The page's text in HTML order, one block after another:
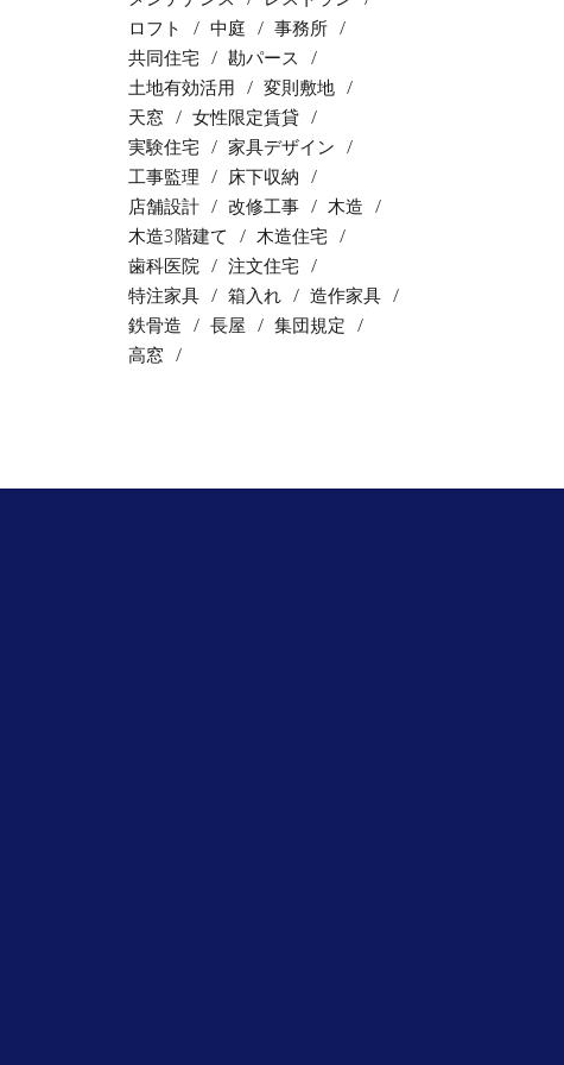
ロフト
中庭
事務所
共同住宅
勘パース
土地有効活用
変則敷地
天窓
女性限定賃貸
実験住宅
家具デザイン
工事監理
床下収納
店舗設計
改修工事
木造
木造3階建て
木造住宅
歯科医院
注文住宅
特注家具
箱入れ
造作家具
鉄骨造
長屋
集団規定
高窓